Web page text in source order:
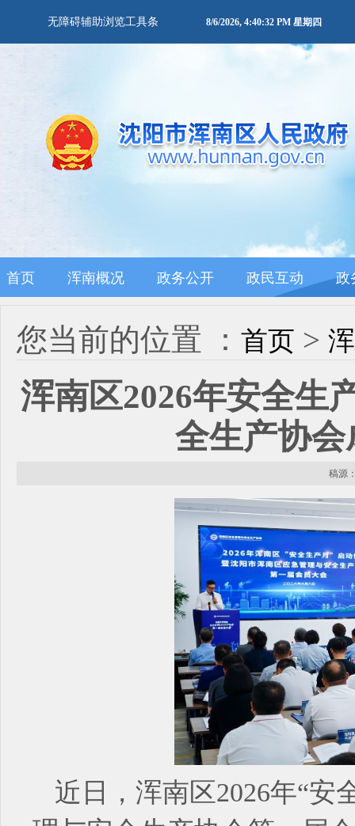
无障碍辅助浏览工具条 8/6/2026, 4:40:32 PM 星期四
首页 浑南概况 政务公开 政民互动 政
您当前的位置 ： 首页 >
浑南区2026年安全生
全生产协
稿源
近日，浑南区2026年“安